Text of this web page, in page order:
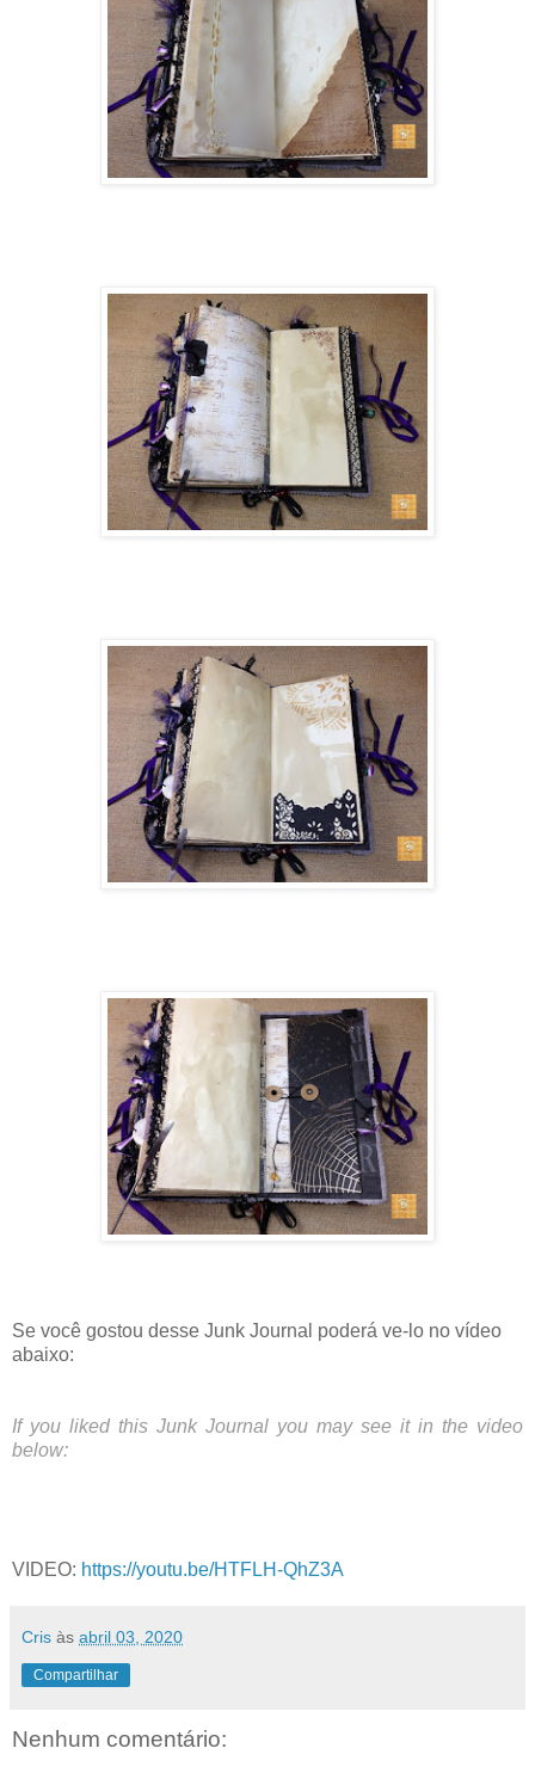
Se você gostou desse Junk Journal poderá ve-lo no vídeo
abaixo:
If you liked this Junk Journal you may see it in the video
below:
VIDEO: https://youtu.be/HTFLH-QhZ3A
Cris às abril 03, 2020
Compartilhar
Nenhum comentário: